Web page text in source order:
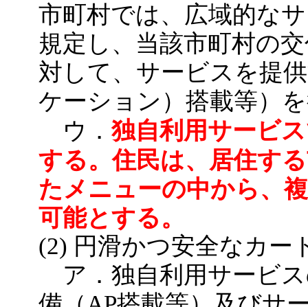
市町村では、広域的な
規定し、当該市町村の
対して、サービスを提
ケーション）搭載等）
ウ．独自利用サービ
する。住民は、居住す
たメニューの中から、
可能とする。
(2) 円滑かつ安全なカー
ア．独自利用サービ